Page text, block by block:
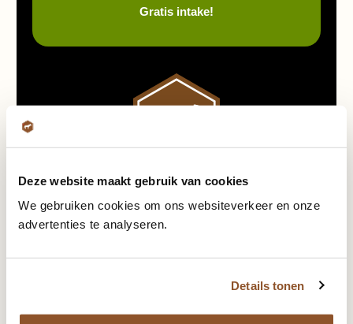
Deze website maakt gebruik van cookies
We gebruiken cookies om ons websiteverkeer en onze
advertenties te analyseren.
Details tonen
Gratis intake!
Boek